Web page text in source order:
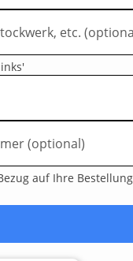
etc.
(optional)
auf Ihre